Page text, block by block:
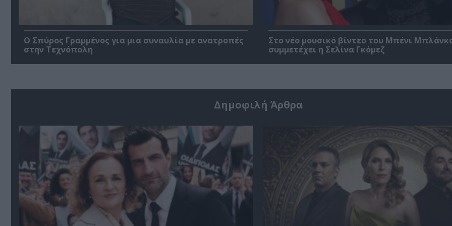
Ο Σπύρος Γραμμένος για μια συναυλία με ανατροπές
στην Τεχνόπολη
Στο νέο μουσικό βίντεο του Μπένι
συμμετέχει η Σελίνα Γκόμεζ
Δημοφιλή Άρθρα